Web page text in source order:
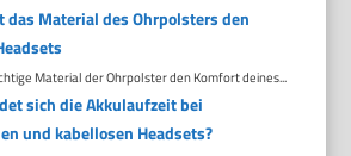
Material des Ohrpolsters den
Material der Ohrpolster den Komfort deines...
sich die Akkulaufzeit bei
und kabellosen Headsets?